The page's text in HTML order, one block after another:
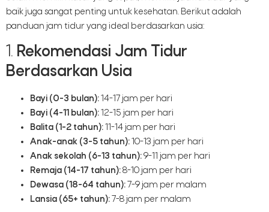
baik juga sangat penting untuk kesehatan. Berikut adalah
panduan jam tidur yang ideal berdasarkan usia:
1. Rekomendasi Jam Tidur
Berdasarkan Usia
Bayi (0-3 bulan):14-17 jam per hari
Bayi (4-11 bulan):12-15 jam per hari
Balita (1-2 tahun):11-14 jam per hari
Anak-anak (3-5 tahun):10-13 jam per hari
Anak sekolah (6-13 tahun):9-11 jam per hari
Remaja (14-17 tahun):8-10 jam per hari
Dewasa (18-64 tahun): 7-9 jam per malam
Lansia (65+ tahun): 7-8 jam per malam